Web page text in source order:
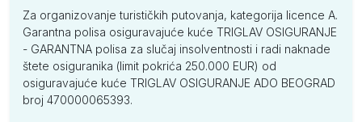
Za organizovanje turističkih putovanja, kategorija licence A.
Garantna polisa osiguravajuće kuće TRIGLAV OSIGURANJE
- GARANTNA polisa za slučaj insolventnosti i radi naknade
štete osiguranika (limit pokrića 250.000 EUR) od
osiguravajuće kuće TRIGLAV OSIGURANJE ADO BEOGRAD
broj 470000065393.